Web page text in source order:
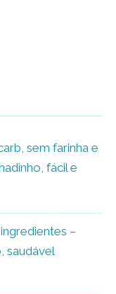
sem farinha e
fácil e
–
saudável